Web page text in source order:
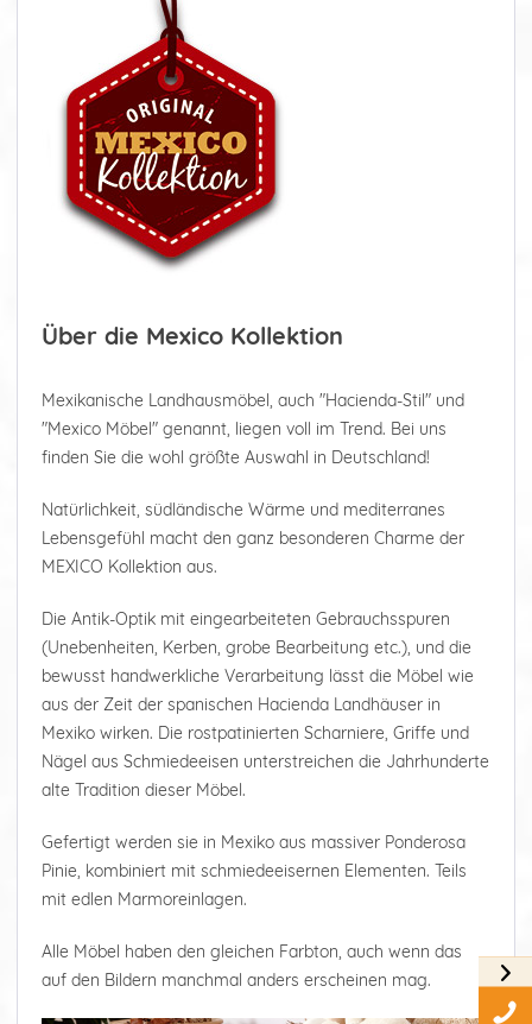
Über die Mexico Kollektion
Mexikanische Landhausmöbel, auch "Hacienda-Stil" und
"Mexico Möbel" genannt, liegen voll im Trend. Bei uns
finden Sie die wohl größte Auswahl in Deutschland!
Natürlichkeit, südländische Wärme und mediterranes
Lebensgefühl macht den ganz besonderen Charme der
MEXICO Kollektion aus.
Die Antik-Optik mit eingearbeiteten Gebrauchsspuren
(Unebenheiten, Kerben, grobe Bearbeitung etc.), und die
bewusst handwerkliche Verarbeitung lässt die Möbel wie
aus der Zeit der spanischen Hacienda Landhäuser in
Mexiko wirken. Die rostpatinierten Scharniere, Griffe und
Nägel aus Schmiedeeisen unterstreichen die Jahrhunderte
alte Tradition dieser Möbel.
Gefertigt werden sie in Mexiko aus massiver Ponderosa
Pinie, kombiniert mit schmiedeeisernen Elementen. Teils
mit edlen Marmoreinlagen.
Alle Möbel haben den gleichen Farbton, auch wenn das
auf den Bildern manchmal anders erscheinen mag.